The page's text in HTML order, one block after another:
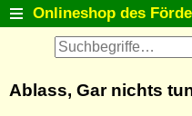
Onlineshop des
Startseite
Postkarten
Ablass, Gar nichts